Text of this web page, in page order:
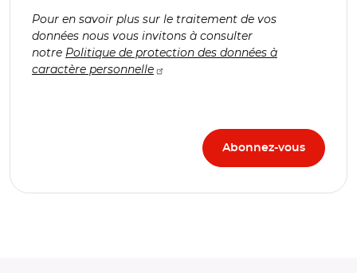
Pour en savoir plus sur le traitement de vos
données nous vous invitons à consulter
notre Politique de protection des données à
caractère personnelle